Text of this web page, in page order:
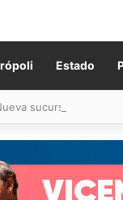
Estado
sucursal de